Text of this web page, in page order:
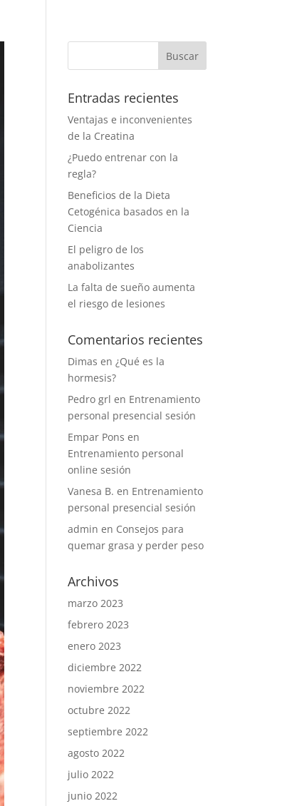
Entradas recientes
Ventajas e inconvenientes
de la Creatina
¿Puedo entrenar con la
regla?
Beneficios de la Dieta
Cetogénica basados en la
Ciencia
El peligro de los
anabolizantes
La falta de sueño aumenta
el riesgo de lesiones
Comentarios recientes
Dimas en¿Qué es la
hormesis?
Pedro grl en Entrenamiento
personal presencial sesión
Empar Pons en
Entrenamiento personal
online sesión
Vanesa B. en Entrenamiento
personal presencial sesión
admin en Consejos para
quemar grasa y perder peso
Archivos
marzo 2023
febrero 2023
enero 2023
diciembre 2022
noviembre 2022
octubre 2022
septiembre 2022
agosto 2022
julio 2022
junio 2022